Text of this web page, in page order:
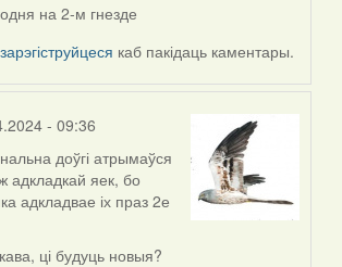
на 2-м гнезде
зарэгіструйцеся каб пакідаць каментары.
- 09:36
доўгі атрымаўся
адкладкай яек, бо
адкладвае іх праз 2е
ці будуць новыя?